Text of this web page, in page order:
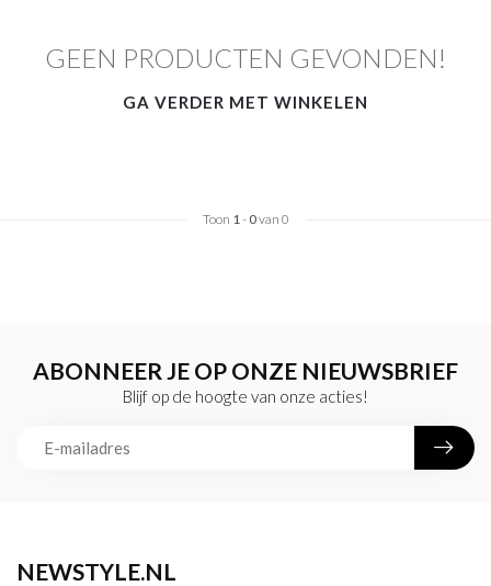
GEEN PRODUCTEN GEVONDEN!
GA VERDER MET WINKELEN
Toon 1- 0van 0
ABONNEER JE OP ONZE NIEUWSBRIEF
Blijf op de hoogte van onze acties!
NEWSTYLE.NL